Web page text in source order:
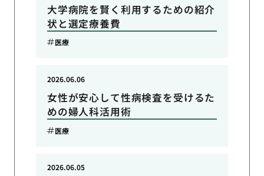
大学病院を賢く利用するための紹介
状と選定療養費
医療
女性が安心して性病検査を受けるた
めの婦人科活用術
2026.06.06
医療
2026.06.05